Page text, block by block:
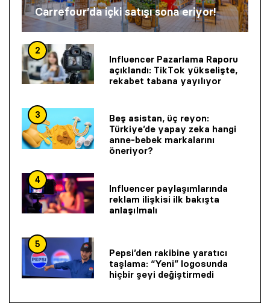
Carrefour’da içki satışı sona eriyor!
2
Influencer Pazarlama Raporu
açıklandı: TikTok yükselişte,
rekabet tabana yayılıyor
3
Beş asistan, üç reyon:
Türkiye’de yapay zeka hangi
anne-bebek markalarını
öneriyor?
4
Influencer paylaşımlarında
reklam ilişkisi ilk bakışta
anlaşılmalı
5
Pepsi’den rakibine yaratıcı
taşlama: “Yeni” logosunda
hiçbir şeyi değiştirmedi